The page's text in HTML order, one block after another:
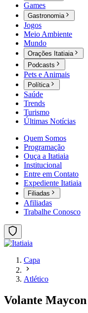
Games
Gastronomia
Jogos
Meio Ambiente
Mundo
Orações Itatiaia
Podcasts
Pets e Animais
Política
Saúde
Trends
Turismo
Últimas Notícias
Quem Somos
Programação
Ouça a Itatiaia
Institucional
Entre em Contato
Expediente Itatiaia
Filiadas
Afiliadas
Trabalhe Conosco
Capa
Atlético
Volante